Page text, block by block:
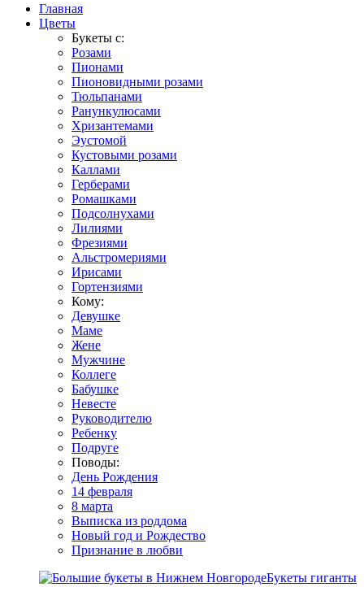
Главная
Цветы
Букеты с:
Розами
Пионами
Пионовидными розами
Тюльпанами
Ранункулюсами
Хризантемами
Эустомой
Кустовыми розами
Каллами
Герберами
Ромашками
Подсолнухами
Лилиями
Фрезиями
Альстромериями
Ирисами
Гортензиями
Кому:
Девушке
Маме
Жене
Мужчине
Коллеге
Бабушке
Невесте
Руководителю
Ребенку
Подруге
Поводы:
День Рождения
14 февраля
8 марта
Выписка из роддома
Новый год и Рождество
Признание в любви
Букеты гиганты